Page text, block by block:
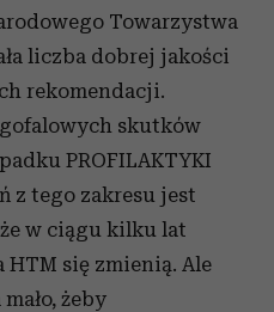
Towarzystwa
liczba dobrej jakości
rekomendacji.
skutków
PROFILAKTYKI
z tego zakresu jest
w ciągu kilku lat
się zmienią. Ale
żeby